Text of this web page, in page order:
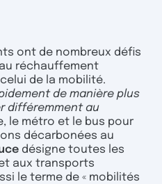
ont de nombreux défis
réchauffement
de la mobilité.
de manière plus
différemment au
le métro et le bus pour
décarbonées au
désigne toutes les
aux transports
le terme de « mobilités